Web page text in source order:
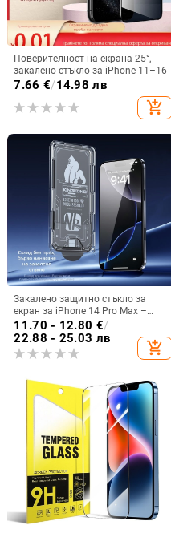
Поверителност на екрана 25°,
закалено стъкло за iPhone 11–16
7.66 €/14.98 лв
add_shopping_cart
Закалено защитно стъкло за
екран за iPhone 14 Pro Max –
пълно покритие, прахоустойчиво,
защита на поверителността.
11.70 - 12.80 €/
22.88 - 25.03 лв
add_shopping_cart